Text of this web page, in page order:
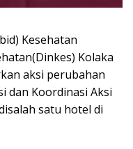
Kesehatan
Kolaka
aksi perubahan
dan Koordinasi Aksi
satu hotel di